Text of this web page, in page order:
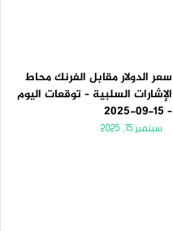
سعر الدولار مقابل الفرنك محاط
الإشارات السلبية – توقعات اليوم
– 15-09-2025
سبتمبر 15, 2025